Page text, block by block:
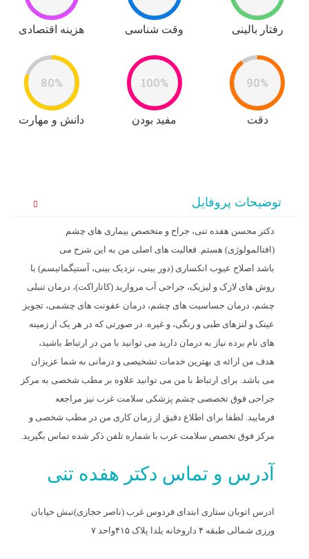
90%
دقت
100%
مفید بودن
80%
دانش و مهارت
رفتار بالینی وقت شناسی هزینه اقتصادی
توضیحات پروفایل
دکتر محسن هفده تنی، جراح و متخصص بیماری های چشم
(افتالمولوژی) هستم. فعالیت های اصلی من به این شرح می
باشد اصلاح عیوب انکساری (دور بینی، نزدیک بینی، آستیگماتیسم) با
روش های لازک و لیزیک، جراحی آب مروارید (کاتاراکت)، درمان تنبلی
چشم، درمان حساسیت های چشم، درمان عفونت های چشمی، تجویز
عینک و لنزهای طبی و رنگی، و غیره. در صورتی که در هر یک از زمینه
های نام برده نیاز به درمان دارید می توانید با من در ارتباط باشید،
هدف من ارائه ی بهترین خدمات تشخیصی و درمانی به شما عزیزان
می باشد. برای ارتباط با من می توانید علاوه بر مطب شخصی به مرکز
جراحی فوق تخصصی چشم پزشکی سلامت غرب نیز مراجعه
فرمایید. لطفا برای اطلاع دقیق از زمان کاری من در مطب شخصی و
مرکز فوق تخصص سلامت غرب با شماره تلفن ذکر شده تماس بگیرید.
آدرس و تماس دکتر هفده تنی
ادرس اتوبان ستاری ابتدای فردوس غرب (ناصر حجازی)نبش خیابان
ورزی شمالی طبقه ۴ داروخانه یلدا پلاک ۴۱۵واحد ۷